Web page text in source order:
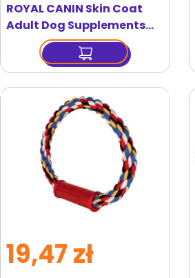
ROYAL CANIN Skin Coat
Adult Dog Supplements
6x240g suplement na
zdrowie skóry i sierści dla
dorosłych psów
19,47 zł